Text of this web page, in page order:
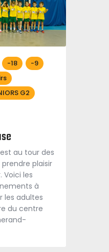
-18
-9
G2
au tour des
plaisir
Voici les
à
les adultes
du centre